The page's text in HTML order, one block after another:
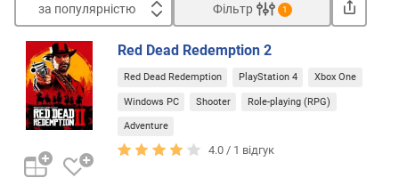
за популярністю
з
а
п
о
у
л
Фільтр 1
Red Dead Redemption 2
Red Dead Redemption PlayStation 4 Xbox One
Windows PC Shooter Role-playing (RPG)
Adventure
4.0 / 1 відгук